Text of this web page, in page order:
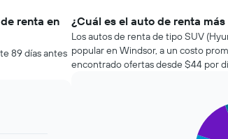
renta en
89 días antes
¿Cuál es el auto de renta
Los autos de renta de tipo SUV
popular en Windsor, a un costo
encontrado ofertas desde $44 por